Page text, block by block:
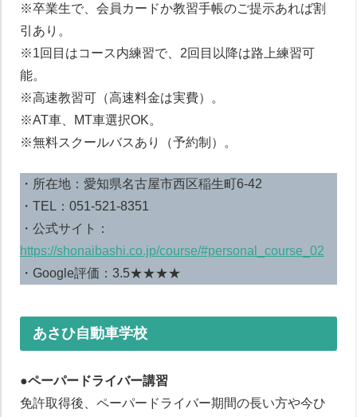
※卒業生で、会員カードか教習手帳のご提示あれば割
引あり。
※1回目はコース内練習で、2回目以降は路上練習可
能。
※高速教習可（高速料金は実費）。
※AT車、MT車選択OK。
※無料スクールバスあり（予約制）。
・所在地：愛知県名古屋市西区稲生町6-42
・TEL：051-521‐8351
・公式サイト：
https://shonaibashi.co.jp/course/#personal_course_02
・Google評価：3.5★★★★
あさひ自動車学校
●ペーパードライバー講習
免許取得後、ペーパードライバー期間の長い方や今ひ